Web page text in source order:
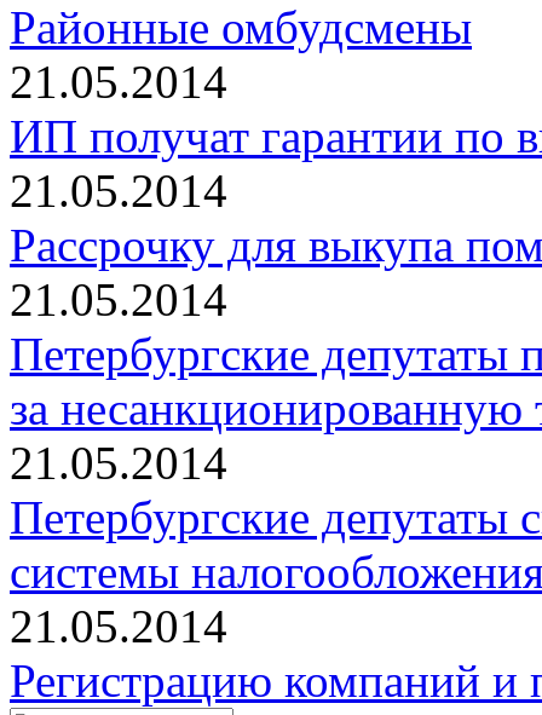
Районные омбудсмены
21.05.2014
ИП получат гарантии по
21.05.2014
Рассрочку для выкупа
21.05.2014
Петербургские
за
21.05.2014
Петербургские депутаты
системы
21.05.2014
Регистрацию компаний и